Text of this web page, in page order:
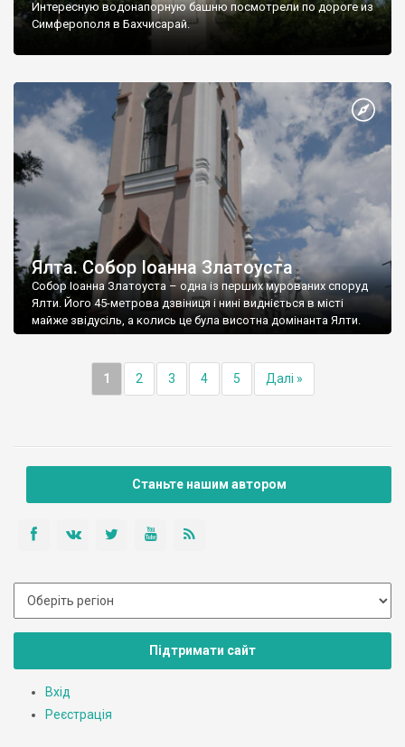
Интересную водонапорную башню посмотрели по дороге из
Симферополя в Бахчисарай.
Ялта. Собор Іоанна Златоуста
Собор Іоанна Златоуста – одна із перших мурованих споруд
Ялти. Його 45-метрова дзвіниця і нині видніється в місті
майже звідусіль, а колись це була висотна домінанта Ялти.
1 2 3 4 5 Далі »
Станьте нашим автором
Підтримати сайт
Вхід
Реєстрація